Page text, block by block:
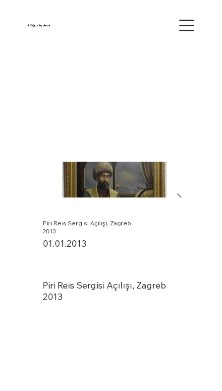
H. Oğuz Aydemir
Piri Reis Sergisi Açılışı, Zagreb
2013
01.01.2013
Piri Reis Sergisi Açılışı, Zagreb
2013